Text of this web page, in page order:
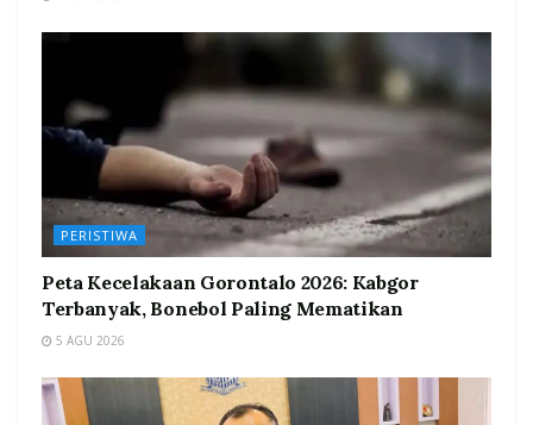
PERISTIWA
Peta Kecelakaan Gorontalo 2026: Kabgor
Terbanyak, Bonebol Paling Mematikan
5 AGU 2026